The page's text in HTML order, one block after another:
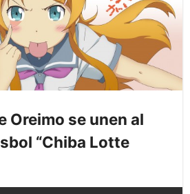
Oreimo se unen al
“Chiba Lotte